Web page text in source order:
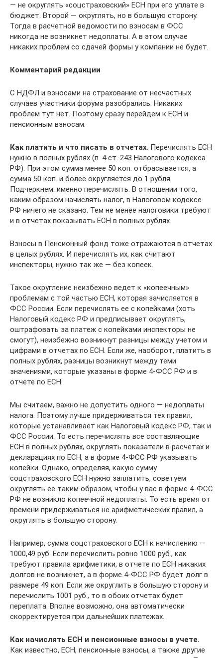
— не округлять «соцстраховский» ЕСН при его уплате в
бюджет. Второй — округлять, но в большую сторону.
Тогда в расчетной ведомости по взносам в ФСС
никогда не возникнет недоплаты. А в этом случае
никаких проблем со сдачей формы у компании не будет.
Комментарий редакции
С НДФЛ и взносами на страхование от несчастных
случаев участники форума разобрались. Никаких
проблем тут нет. Поэтому сразу перейдем к ЕСН и
пенсионным взносам.
Как платить и что писать в отчетах. Перечислять ЕСН
нужно в полных рублях (п. 4 ст. 243 Налогового кодекса
РФ). При этом сумма менее 50 коп. отбрасывается, а
сумма 50 коп. и более округляется до 1 рубля.
Подчеркнем: именно перечислять. В отношении того,
каким образом начислять налог, в Налоговом кодексе
РФ ничего не сказано. Тем не менее налоговики требуют
и в отчетах показывать ЕСН в полных рублях.
Взносы в Пенсионный фонд тоже отражаются в отчетах
в целых рублях. И перечислять их, как считают
инспекторы, нужно так же — без копеек.
Такое округление неизбежно ведет к «копеечным»
проблемам с той частью ЕСН, которая зачисляется в
ФСС России. Если перечислять ее с копейками (хоть
Налоговый кодекс РФ и предписывает округлять,
оштрафовать за платеж с копейками инспекторы не
смогут), неизбежно возникнут разницы между учетом и
цифрами в отчетах по ЕСН. Если же, наоборот, платить в
полных рублях, разницы возникнут между теми
значениями, которые указаны в форме 4-ФСС РФ и в
отчете по ЕСН.
Мы считаем, важно не допустить одного — недоплаты
налога. Поэтому лучше придерживаться тех правил,
которые устанавливает как Налоговый кодекс РФ, так и
ФСС России. То есть перечислять все составляющие
ЕСН в полных рублях, округлять показатели в расчетах и
декларациях по ЕСН, а в форме 4-ФСС РФ указывать
копейки. Однако, определяя, какую сумму
соцстраховского ЕСН нужно заплатить, советуем
округлять ее таким образом, чтобы у вас в форме 4-ФСС
РФ не возникло копеечной недоплаты. То есть время от
времени придерживаться не арифметических правил, а
округлять в большую сторону.
Например, сумма соцстраховского ЕСН к начислению —
1000,49 руб. Если перечислить ровно 1000 руб., как
требуют правила арифметики, в отчете по ЕСН никаких
долгов не возникнет, а в форме 4-ФСС РФ будет долг в
размере 49 коп. Если же округлить в большую сторону и
перечислить 1001 руб., то в обоих отчетах будет
переплата. Вполне возможно, она автоматически
скорректируется при дальнейших платежах.
Как начислять ЕСН и пенсионные взносы в учете.
Как известно, ЕСН, пенсионные взносы, а также другие